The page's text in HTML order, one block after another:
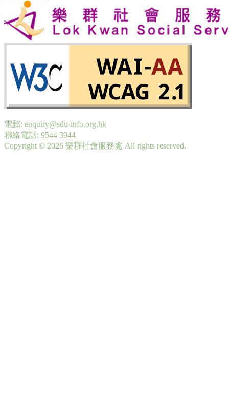
電郵: enquiry@sdu-info.org.hk
聯絡電話: 9544 3944
Copyright © 2026 樂群社會服務處 All rights reserved.